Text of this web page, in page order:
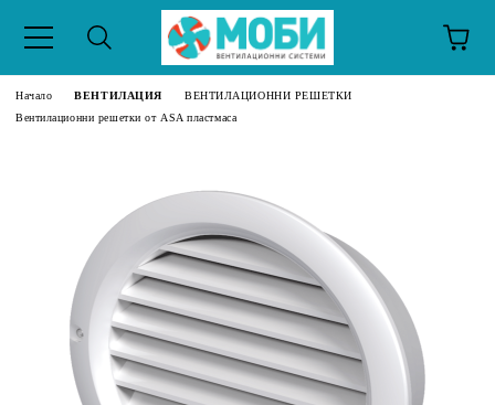
Начало ВЕНТИЛАЦИЯ
ВЕНТИЛАЦИОННИ РЕШЕТКИ
Вентилационни решетки от ASA пластмаса